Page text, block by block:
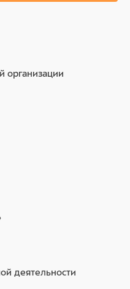
с гранулированным
организации
деятельности